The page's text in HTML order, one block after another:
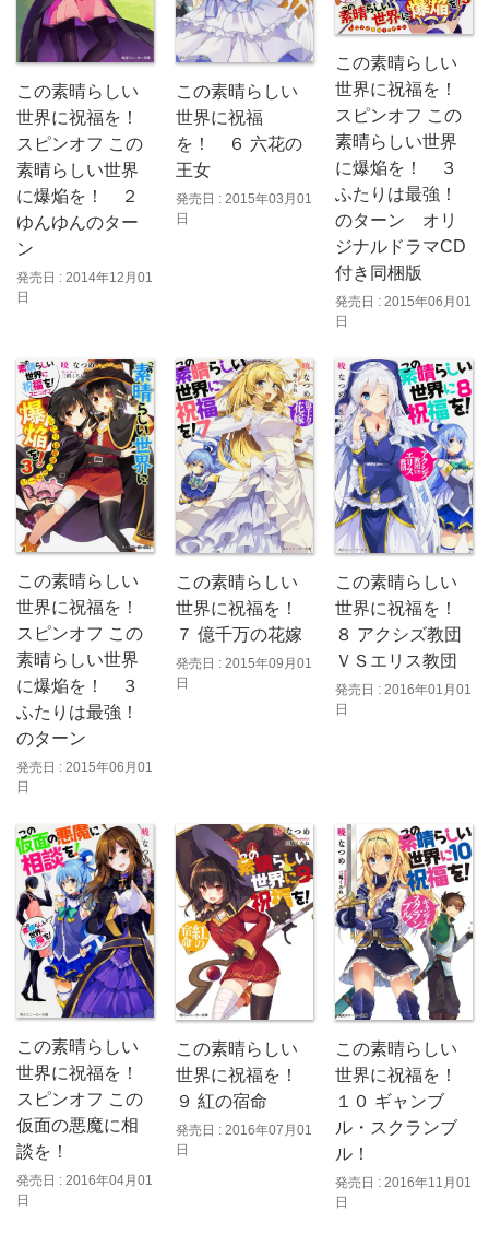
この素晴らしい
世界に祝福を！
スピンオフ この
素晴らしい世界
に爆焔を！ ２
ゆんゆんのター
ン
発売日 : 2014年12月01
日
この素晴らしい
世界に祝福
を！ ６ 六花の
王女
発売日 : 2015年03月01
日
この素晴らしい
世界に祝福を！
スピンオフ この
素晴らしい世界
に爆焔を！ ３
ふたりは最強！
のターン オリ
ジナルドラマCD
付き同梱版
発売日 : 2015年06月01
日
この素晴らしい
世界に祝福を！
スピンオフ この
素晴らしい世界
に爆焔を！ ３
ふたりは最強！
のターン
発売日 : 2015年06月01
日
この素晴らしい
世界に祝福を！
７ 億千万の花嫁
発売日 : 2015年09月01
日
この素晴らしい
世界に祝福を！
８ アクシズ教団
ＶＳエリス教団
発売日 : 2016年01月01
日
この素晴らしい
世界に祝福を！
スピンオフ この
仮面の悪魔に相
談を！
発売日 : 2016年04月01
日
この素晴らしい
世界に祝福を！
９ 紅の宿命
発売日 : 2016年07月01
日
この素晴らしい
世界に祝福を！
１０ ギャンブ
ル・スクランブ
ル！
発売日 : 2016年11月01
日